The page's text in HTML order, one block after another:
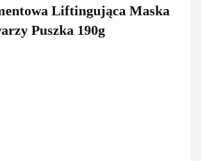
Liftingująca Maska
Puszka 190g